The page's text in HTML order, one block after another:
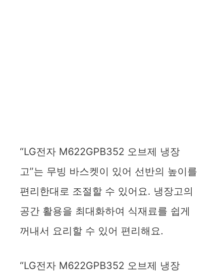
“LG전자 M622GPB352 오브제 냉장
고”는 무빙 바스켓이 있어 선반의 높이를
편리한대로 조절할 수 있어요. 냉장고의
공간 활용을 최대화하여 식재료를 쉽게
꺼내서 요리할 수 있어 편리해요.
“LG전자 M622GPB352 오브제 냉장